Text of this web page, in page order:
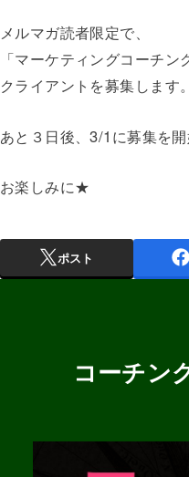
メルマガ読者限定で、
「マーケティングコーチン
クライアントを募集します。
あと３日後、3/1に募集を開
お楽しみに★
ポスト
コーチン